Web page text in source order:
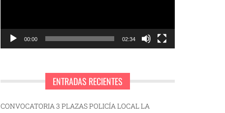
00:00 02:34
ENTRADAS RECIENTES
CONVOCATORIA 3 PLAZAS POLICÍA LOCAL LA